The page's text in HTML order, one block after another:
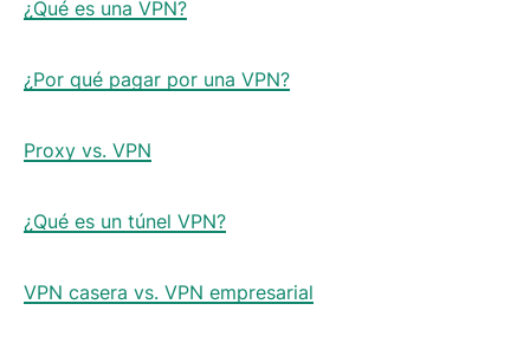
¿Qué es una VPN?
¿Por qué pagar por una VPN?
Proxy vs. VPN
¿Qué es un túnel VPN?
VPN casera vs. VPN empresarial